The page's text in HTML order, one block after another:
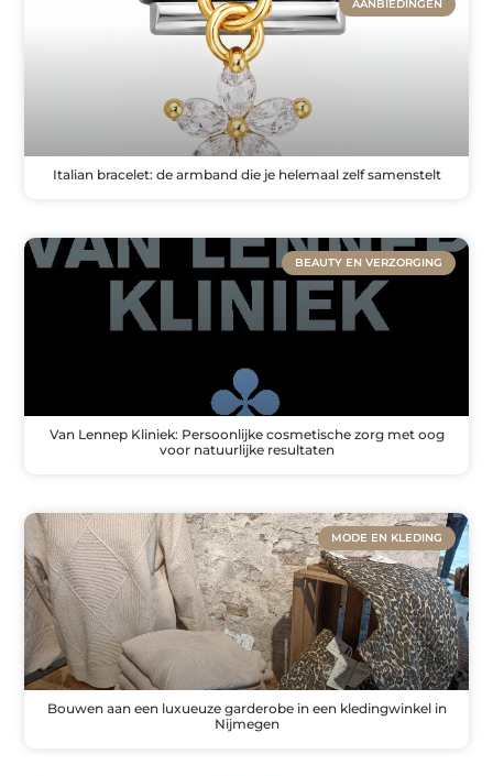
AANBIEDINGEN
Italian bracelet: de armband die je helemaal zelf samenstelt
BEAUTY EN VERZORGING
Van Lennep Kliniek: Persoonlijke cosmetische zorg met oog
voor natuurlijke resultaten
MODE EN KLEDING
Bouwen aan een luxueuze garderobe in een kledingwinkel in
Nijmegen